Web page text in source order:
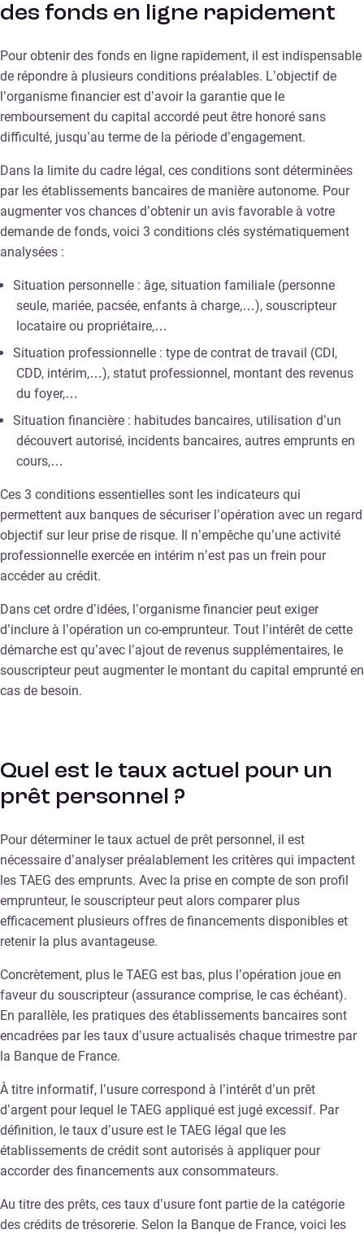
des fonds en ligne rapidement
Pour obtenir des fonds en ligne rapidement, il est indispensable
de répondre à plusieurs conditions préalables. L’objectif de
l’organisme financier est d’avoir la garantie que le
remboursement du capital accordé peut être honoré sans
difficulté, jusqu’au terme de la période d’engagement.
Dans la limite du cadre légal, ces conditions sont déterminées
par les établissements bancaires de manière autonome. Pour
augmenter vos chances d’obtenir un avis favorable à votre
demande de fonds, voici 3 conditions clés systématiquement
analysées :
Situation personnelle : âge, situation familiale (personne
seule, mariée, pacsée, enfants à charge,…), souscripteur
locataire ou propriétaire,…
Situation professionnelle : type de contrat de travail (CDI,
CDD, intérim,…), statut professionnel, montant des revenus
du foyer,…
Situation financière : habitudes bancaires, utilisation d’un
découvert autorisé, incidents bancaires, autres emprunts en
cours,…
Ces 3 conditions essentielles sont les indicateurs qui
permettent aux banques de sécuriser l’opération avec un regard
objectif sur leur prise de risque. Il n’empêche qu’une activité
professionnelle exercée en intérim n’est pas un frein pour
accéder au crédit.
Dans cet ordre d’idées, l’organisme financier peut exiger
d’inclure à l’opération un co-emprunteur. Tout l’intérêt de cette
démarche est qu’avec l’ajout de revenus supplémentaires, le
souscripteur peut augmenter le montant du capital emprunté en
cas de besoin.
Quel est le taux actuel pour un
prêt personnel ?
Pour déterminer le taux actuel de prêt personnel, il est
nécessaire d’analyser préalablement les critères qui impactent
les TAEG des emprunts. Avec la prise en compte de son profil
emprunteur, le souscripteur peut alors comparer plus
efficacement plusieurs offres de financements disponibles et
retenir la plus avantageuse.
Concrètement, plus le TAEG est bas, plus l’opération joue en
faveur du souscripteur (assurance comprise, le cas échéant).
En parallèle, les pratiques des établissements bancaires sont
encadrées par les taux d’usure actualisés chaque trimestre par
la Banque de France.
À titre informatif, l’usure correspond à l’intérêt d’un prêt
d’argent pour lequel le TAEG appliqué est jugé excessif. Par
définition, le taux d’usure est le TAEG légal que les
établissements de crédit sont autorisés à appliquer pour
accorder des financements aux consommateurs.
Au titre des prêts, ces taux d’usure font partie de la catégorie
des crédits de trésorerie. Selon la Banque de France, voici les